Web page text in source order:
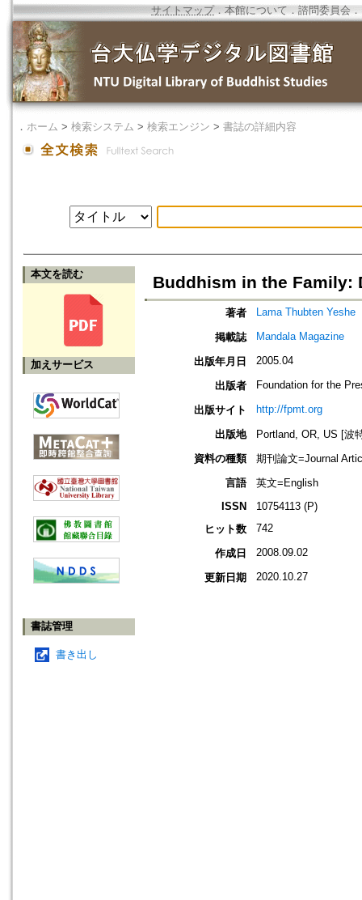
サイトマップ．本館について ． 諮問委員会 ．
． ホーム > 検索システム > 検索エンジン > 書誌の詳細内容
本文を読む
加えサービス
書誌管理
書き出し
Buddhism in the Family:
著者 Lama Thubten Yeshe
掲載誌 Mandala Magazine
出版年月日 2005.04
出版者 Foundation for the
出版サイト http://fpmt.org
出版地
Portland, OR, US [波
資料の種類
期刊論文=Journal
言語
英文=English
ISSN
10754113 (P)
ヒット数
742
作成日 2008.09.02
更新日期 2020.10.27